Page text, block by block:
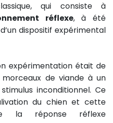
qui consiste à
réflexe, à été
dispositif expérimental
expérimentation était de
de viande à un
inconditionnel. Ce
du chien et cette
la réponse réflexe